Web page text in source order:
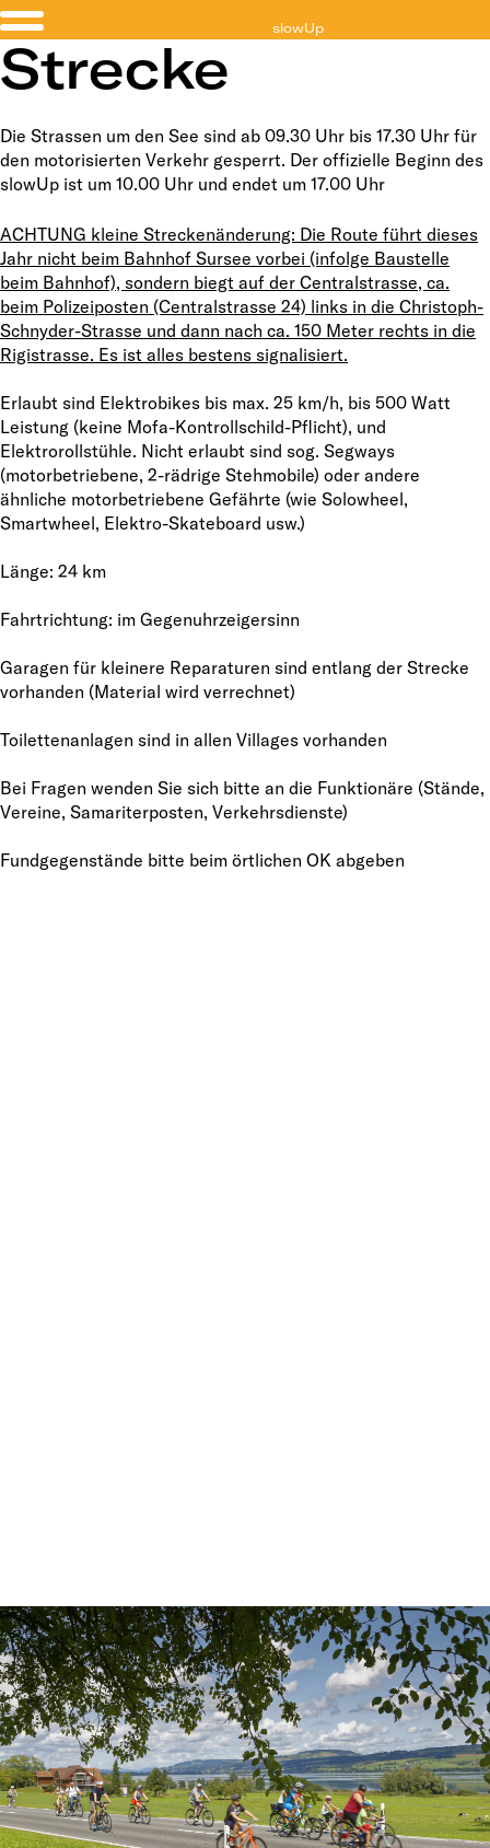
slowUp
Strecke
Die Strassen um den See sind ab 09.30 Uhr bis 17.30 Uhr für
den motorisierten Verkehr gesperrt. Der offizielle Beginn des
slowUp ist um 10.00 Uhr und endet um 17.00 Uhr
ACHTUNG kleine Streckenänderung: Die Route führt dieses
Jahr nicht beim Bahnhof Sursee vorbei (infolge Baustelle
beim Bahnhof), sondern biegt auf der Centralstrasse, ca.
beim Polizeiposten (Centralstrasse 24) links in die Christoph-
Schnyder-Strasse und dann nach ca. 150 Meter rechts in die
Rigistrasse. Es ist alles bestens signalisiert.
Erlaubt sind Elektrobikes bis max. 25 km/h, bis 500 Watt
Leistung (keine Mofa-Kontrollschild-Pflicht), und
Elektrorollstühle. Nicht erlaubt sind sog. Segways
(motorbetriebene, 2-rädrige Stehmobile) oder andere
ähnliche motorbetriebene Gefährte (wie Solowheel,
Smartwheel, Elektro-Skateboard usw.)
Länge: 24 km
Fahrtrichtung: im Gegenuhrzeigersinn
Garagen für kleinere Reparaturen sind entlang der Strecke
vorhanden (Material wird verrechnet)
Toilettenanlagen sind in allen Villages vorhanden
Bei Fragen wenden Sie sich bitte an die Funktionäre (Stände,
Vereine, Samariterposten, Verkehrsdienste)
Fundgegenstände bitte beim örtlichen OK abgeben